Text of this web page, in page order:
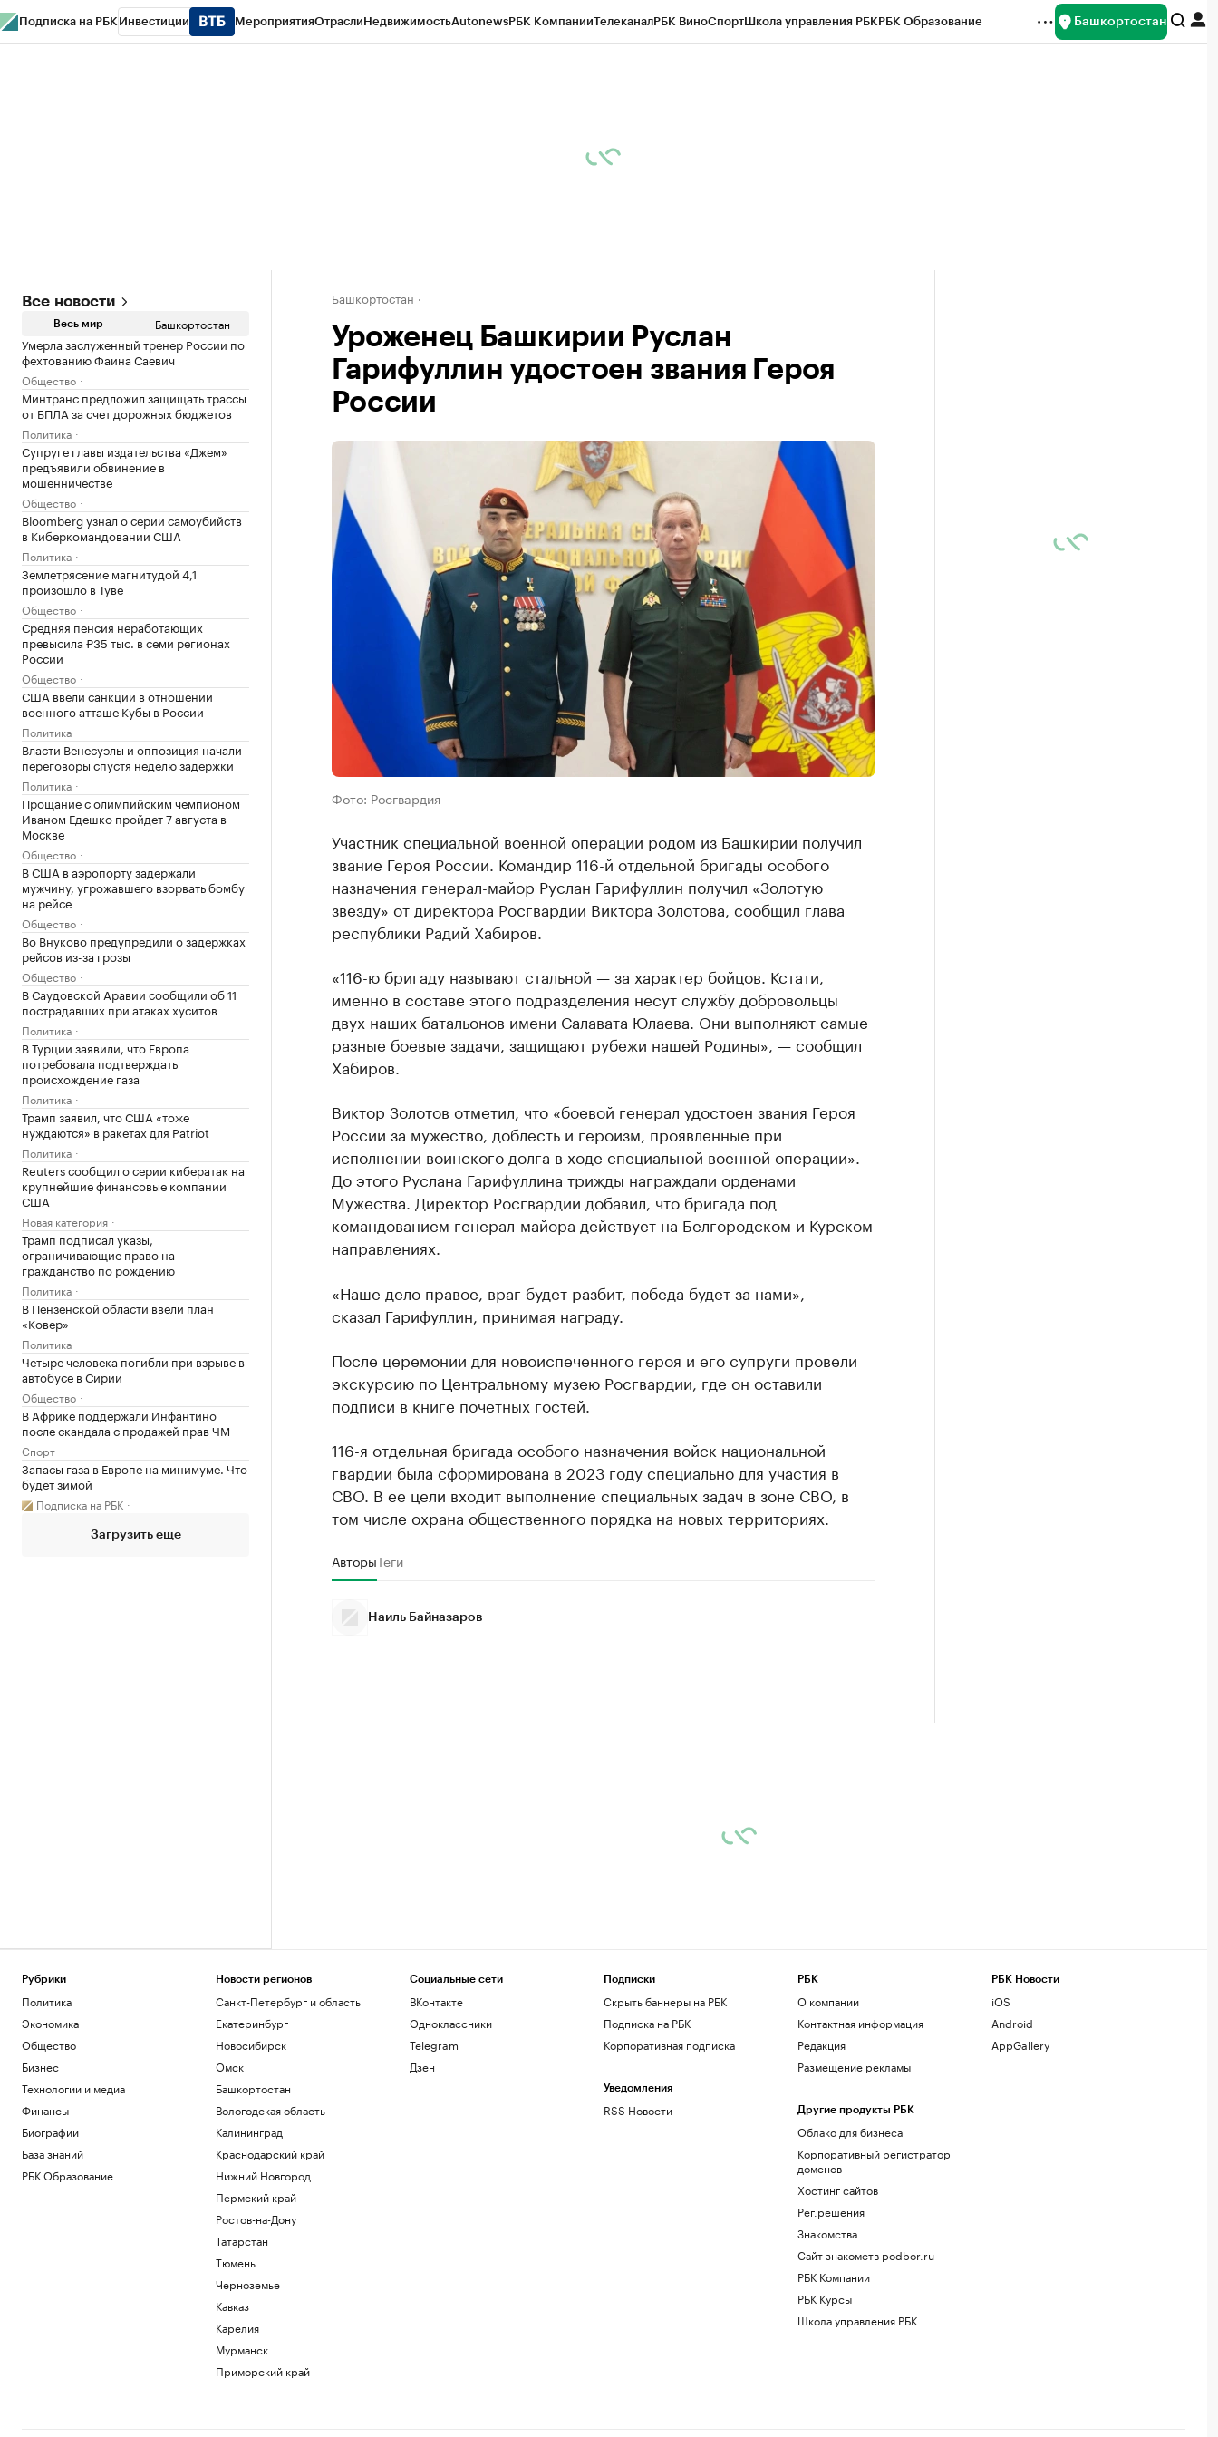
Подписка на РБК Инвестиции МероприятияОтраслиНедвижимостьAutonewsРБК КомпанииТелеканалРБК ВиноСпортШкола управления РБКРБК Образование Башкортостан
Все новости
Весь мир Башкортостан
Умерла заслуженный тренер России по
фехтованию Фаина Саевич
Общество
Минтранс предложил защищать трассы
от БПЛА за счет дорожных бюджетов
Политика
Супруге главы издательства «Джем»
предъявили обвинение в
мошенничестве
Общество
Bloomberg узнал о серии самоубийств
в Киберкомандовании США
Политика
Землетрясение магнитудой 4,1
произошло в Туве
Общество
Средняя пенсия неработающих
превысила ₽35 тыс. в семи регионах
России
Общество
США ввели санкции в отношении
военного атташе Кубы в России
Политика
Власти Венесуэлы и оппозиция начали
переговоры спустя неделю задержки
Политика
Прощание с олимпийским чемпионом
Иваном Едешко пройдет 7 августа в
Москве
Общество
В США в аэропорту задержали
мужчину, угрожавшего взорвать бомбу
на рейсе
Общество
Во Внуково предупредили о задержках
рейсов из-за грозы
Общество
В Саудовской Аравии сообщили об 11
пострадавших при атаках хуситов
Политика
В Турции заявили, что Европа
потребовала подтверждать
происхождение газа
Политика
Трамп заявил, что США «тоже
нуждаются» в ракетах для Patriot
Политика
Reuters сообщил о серии кибератак на
крупнейшие финансовые компании
США
Новая категория
Трамп подписал указы,
ограничивающие право на
гражданство по рождению
Политика
В Пензенской области ввели план
«Ковер»
Политика
Четыре человека погибли при взрыве в
автобусе в Сирии
Общество
В Африке поддержали Инфантино
после скандала с продажей прав ЧМ
Спорт
Запасы газа в Европе на минимуме. Что
будет зимой
Подписка на РБК
Загрузить еще
Башкортостан
Уроженец Башкирии Руслан
Гарифуллин удостоен звания Героя
России
Фото: Росгвардия
Участник специальной военной операции родом из Башкирии получил
звание Героя России. Командир 116-й отдельной бригады особого
назначения генерал-майор Руслан Гарифуллин получил «Золотую
звезду» от директора Росгвардии Виктора Золотова, сообщил глава
республики Радий Хабиров.
«116-ю бригаду называют стальной — за характер бойцов. Кстати,
именно в составе этого подразделения несут службу добровольцы
двух наших батальонов имени Салавата Юлаева. Они выполняют самые
разные боевые задачи, защищают рубежи нашей Родины», — сообщил
Хабиров.
Виктор Золотов отметил, что «боевой генерал удостоен звания Героя
России за мужество, доблесть и героизм, проявленные при
исполнении воинского долга в ходе специальной военной операции».
До этого Руслана Гарифуллина трижды награждали орденами
Мужества. Директор Росгвардии добавил, что бригада под
командованием генерал-майора действует на Белгородском и Курском
направлениях.
«Наше дело правое, враг будет разбит, победа будет за нами», —
сказал Гарифуллин, принимая награду.
После церемонии для новоиспеченного героя и его супруги провели
экскурсию по Центральному музею Росгвардии, где он оставили
подписи в книге почетных гостей.
116-я отдельная бригада особого назначения войск национальной
гвардии была сформирована в 2023 году специально для участия в
СВО. В ее цели входит выполнение специальных задач в зоне СВО, в
том числе охрана общественного порядка на новых территориях.
АвторыТеги
Наиль Байназаров
Рубрики
Политика
Экономика
Общество
Бизнес
Технологии и медиа
Финансы
Биографии
База знаний
РБК Образование
Новости регионов
Санкт-Петербург и область
Екатеринбург
Новосибирск
Омск
Башкортостан
Вологодская область
Калининград
Краснодарский край
Нижний Новгород
Пермский край
Ростов-на-Дону
Татарстан
Тюмень
Черноземье
Кавказ
Карелия
Мурманск
Приморский край
Социальные сети
ВКонтакте
Одноклассники
Telegram
Дзен
Подписки
Скрыть баннеры на РБК
Подписка на РБК
Корпоративная подписка
Уведомления
RSS Новости
РБК
О компании
Контактная информация
Редакция
Размещение рекламы
Другие продукты РБК
Облако для бизнеса
Корпоративный регистратор
доменов
Хостинг сайтов
Рег.решения
Знакомства
Сайт знакомств podbor.ru
РБК Компании
РБК Курсы
Школа управления РБК
РБК Новости
iOS
Android
AppGallery